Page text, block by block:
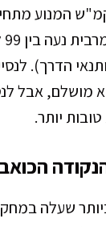
מעל 80 קמ"ש
הדרך).
מושלם, אבל
שעלה